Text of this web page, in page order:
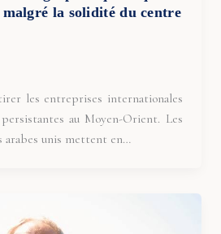
malgré la solidité du centre
les entreprises internationales
au Moyen-Orient. Les
arabes unis mettent en…